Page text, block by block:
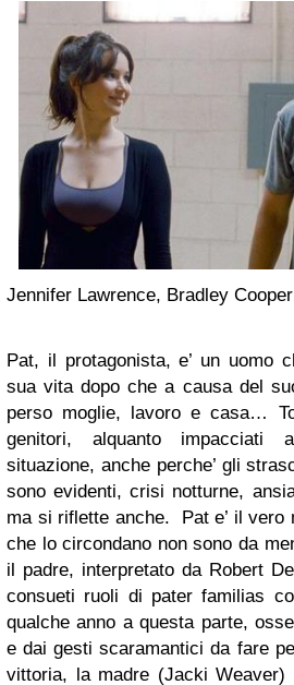
Jennifer Lawrence, Bradley Cooper
Pat, il protagonista, e’ un uomo
sua vita dopo che a causa del
perso moglie, lavoro e casa…
genitori, alquanto
situazione, anche perche’ gli
sono evidenti, crisi notturne,
ma si riflette anche. Pat e’ il vero
che lo circondano non sono da
il padre, interpretato da Robert
consueti ruoli di pater familias
qualche anno a questa parte,
e dai gesti scaramantici da fare
vittoria, la madre (Jacki